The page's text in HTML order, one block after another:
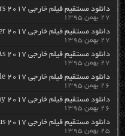
دانلود مستقیم فیلم خارجی Cross Wars 2017 از سرور سایت
۲۷ بهمن ۱۳۹۵
دانلود مستقیم فیلم خارجی Fifty Shades Darker 2017 از سرور سایت
۲۷ بهمن ۱۳۹۵
دانلود مستقیم فیلم خارجی From Straight As 2017 از سرور سایت
۲۷ بهمن ۱۳۹۵
دانلود مستقیم فیلم خارجی Zeroville 2017 از سرور سایت
۲۶ بهمن ۱۳۹۵
دانلود مستقیم فیلم خارجی The Mummy 2017 از سرور سایت
۲۶ بهمن ۱۳۹۵
دانلود مستقیم فیلم خارجی The Fate of the Furious 2017 از سرور سایت
۲۵ بهمن ۱۳۹۵